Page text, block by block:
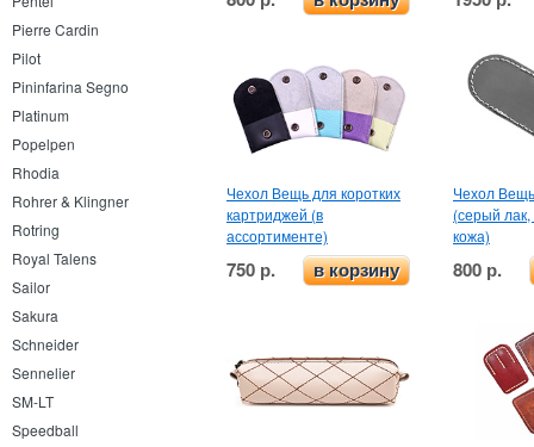
Pierre Cardin
Pilot
Pininfarina Segno
Platinum
Popelpen
Rhodia
Rohrer & Klingner
Rotring
Royal Talens
Sailor
Sakura
Schneider
Sennelier
SM-LT
Speedball
Чехол Вещь для коротких
картриджей (в
ассортименте)
750 р. в корзину
Чехол
(серый
кожа)
800 р.